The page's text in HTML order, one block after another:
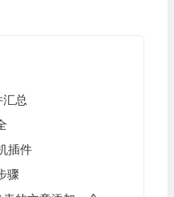
总
插件
骤